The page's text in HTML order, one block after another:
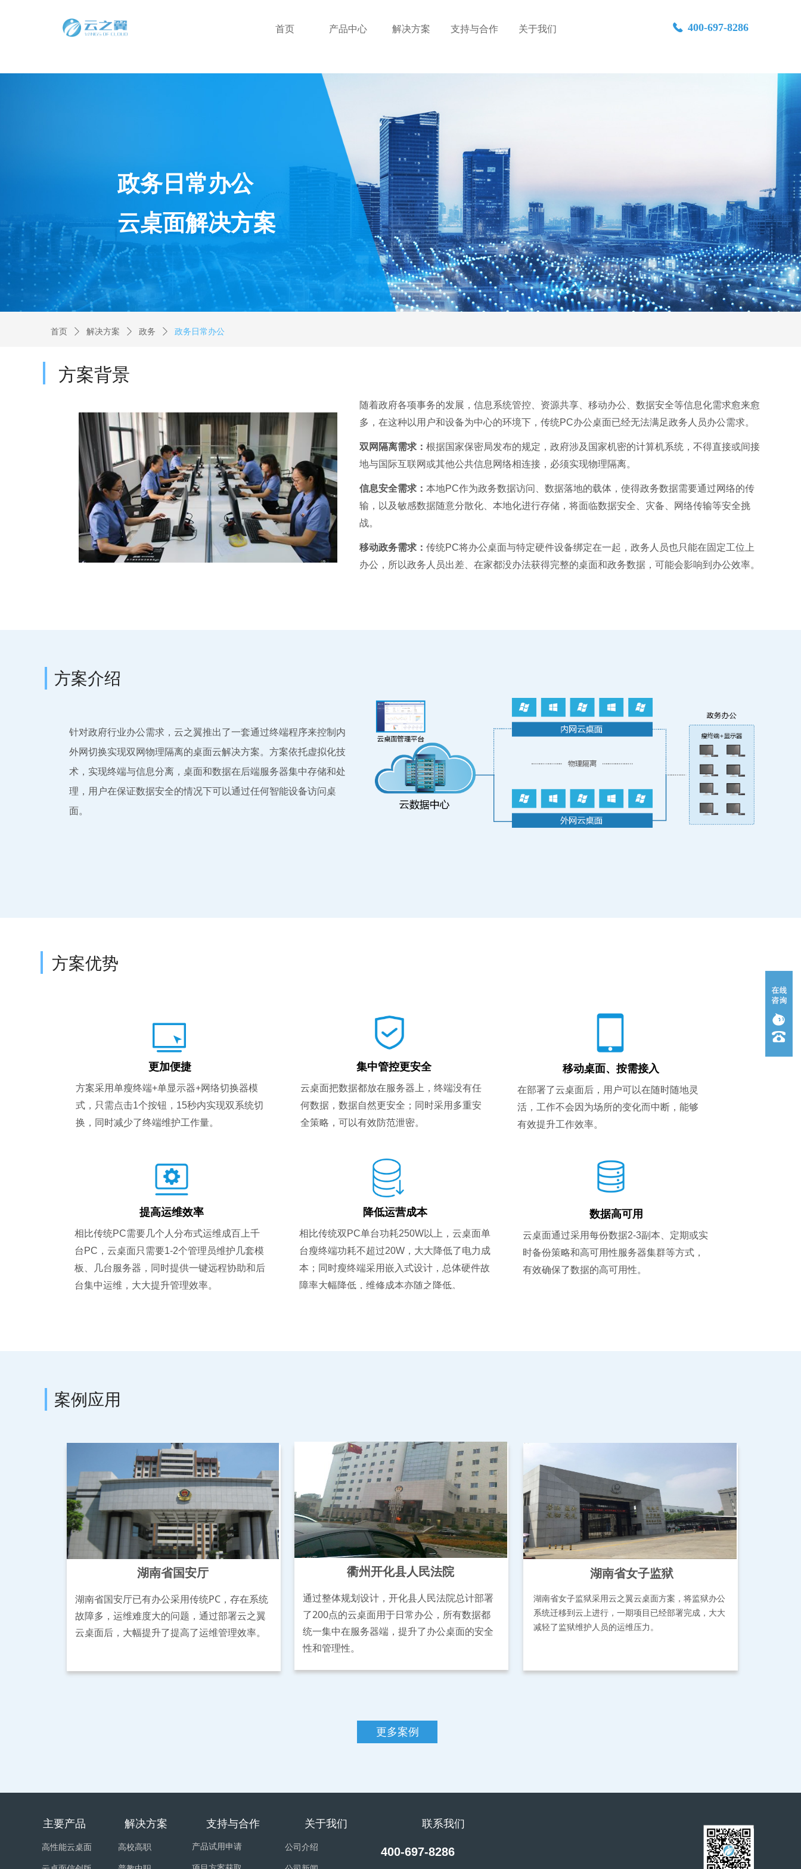
首页 产品中心 解决方案 支持与合作 关于我们 끅 400-697-8286
政务日常办公
云桌面解决方案
方案背景
随着政府各项事务的发展，信息系统管控、资源共享、移动办公、数据安全等信息化需求愈来愈
多，在这种以用户和设备为中心的环境下，传统PC办公桌面已经无法满足政务人员办公需求。
双网隔离需求： 根据国家保密局发布的规定，政府涉及国家机密的计算机系统，不得直接或间接
地与国际互联网或其他公共信息网络相连接，必须实现物理隔离。
信息安全需求： 本地PC作为政务数据访问、数据落地的载体，使得政务数据需要通过网络的传
输，以及敏感数据随意分散化、本地化进行存储，将面临数据安全、灾备、网络传输等安全挑
战。
移动政务需求： 传统PC将办公桌面与特定硬件设备绑定在一起，政务人员也只能在固定工位上
办公，所以政务人员出差、在家都没办法获得完整的桌面和政务数据，可能会影响到办公效率。
首页 ꄲ 解决方案 ꄲ 政务 ꄲ 政务日常办公
方案介绍
针对政府行业办公需求，云之翼推出了一套通过终端程序来控制内
外网切换实现双网物理隔离的桌面云解决方案。方案依托虚拟化技
术，实现终端与信息分离，桌面和数据在后端服务器集中存储和处
理，用户在保证数据安全的情况下可以通过任何智能设备访问桌
面。
方案优势
更加便捷
方案采用单瘦终端+单显示器+网络切换器模
式，只需点击1个按钮，15秒内实现双系统切
换，同时减少了终端维护工作量。
集中管控更安全
云桌面把数据都放在服务器上，终端没有任
何数据，数据自然更安全；同时采用多重安
全策略，可以有效防范泄密。
移动桌面、按需接入
在部署了云桌面后，用户可以在随时随地灵
活，工作不会因为场所的变化而中断，能够
有效提升工作效率。
提高运维效率
相比传统PC需要几个人分布式运维成百上千
台PC，云桌面只需要1-2个管理员维护几套模
板、几台服务器，同时提供一键远程协助和后
台集中运维，大大提升管理效率。
降低运营成本
相比传统双PC单台功耗250W以上，云桌面单
台瘦终端功耗不超过20W，大大降低了电力成
本；同时瘦终端采用嵌入式设计，总体硬件故
障率大幅降低，维修成本亦随之降低。
数据高可用
云桌面通过采用每份数据2-3副本、定期或实
时备份策略和高可用性服务器集群等方式，
有效确保了数据的高可用性。
案例应用
湖南省国安厅
湖南省国安厅已有办公采用传统PC，存在系统
故障多，运维难度大的问题，通过部署云之翼
云桌面后，大幅提升了提高了运维管理效率。
衢州开化县人民法院
通过整体规划设计，开化县人民法院总计部署
了200点的云桌面用于日常办公，所有数据都
统一集中在服务器端，提升了办公桌面的安全
性和管理性。
湖南省女子监狱
湖南省女子监狱采用云之翼云桌面方案，将监狱办公
系统迁移到云上进行，一期项目已经部署完成，大大
减轻了监狱维护人员的运维压力。
更多案例
主要产品 解决方案 支持与合作 关于我们 联系我们
公司介绍
高校高职 产品试用申请
高性能云桌面 400-697-8286